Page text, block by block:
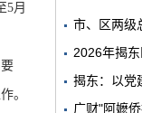
5月
。